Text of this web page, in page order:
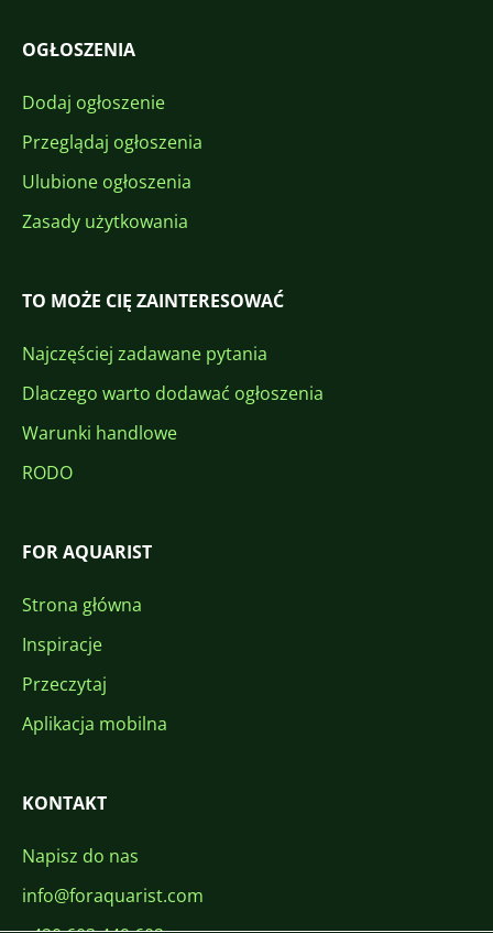
OGŁOSZENIA
Dodaj ogłoszenie
Przeglądaj ogłoszenia
Ulubione ogłoszenia
Zasady użytkowania
TO MOŻE CIĘ ZAINTERESOWAĆ
Najczęściej zadawane pytania
Dlaczego warto dodawać ogłoszenia
Warunki handlowe
RODO
FOR AQUARIST
Strona główna
Inspiracje
Przeczytaj
Aplikacja mobilna
KONTAKT
Napisz do nas
info@foraquarist.com